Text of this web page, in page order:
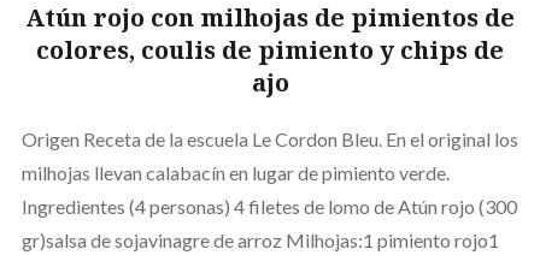
Atún rojo con milhojas de pimientos de
colores, coulis de pimiento y chips de
ajo
Origen Receta de la escuela Le Cordon Bleu. En el original los
milhojas llevan calabacín en lugar de pimiento verde.
Ingredientes (4 personas) 4 filetes de lomo de Atún rojo (300
gr)salsa de sojavinagre de arroz Milhojas:1 pimiento rojo1